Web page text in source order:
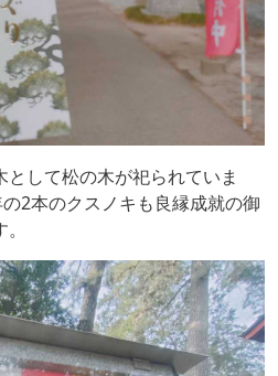
して松の木が祀られていま
2本のクスノキも良縁成就の御